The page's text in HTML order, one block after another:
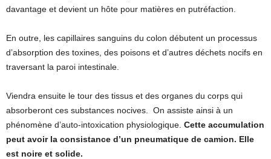
davantage et devient un hôte pour matières en putréfaction.
En outre, les capillaires sanguins du colon débutent un processus
d’absorption des toxines, des poisons et d’autres déchets nocifs en
traversant la paroi intestinale.
Viendra ensuite le tour des tissus et des organes du corps qui
absorberont ces substances nocives. On assiste ainsi à un
phénomène d’auto-intoxication physiologique. Cette accumulation
peut avoir la consistance d’un pneumatique de camion. Elle
est noire et solide.